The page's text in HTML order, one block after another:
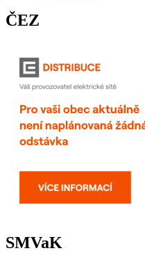
ČEZ
SMVaK